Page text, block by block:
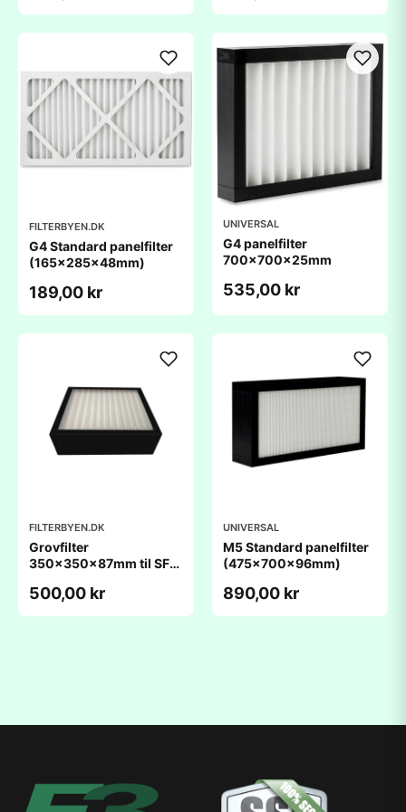
FILTERBYEN.DK
G4 Standard panelfilter
(165x285x48mm)
189,00 kr
UNIVERSAL
G4 panelfilter
700x700x25mm
535,00 kr
FILTERBYEN.DK
Grovfilter
350x350x87mm til SF
500,00 kr
UNIVERSAL
M5 Standard panelfilter
(475x700x96mm)
890,00 kr